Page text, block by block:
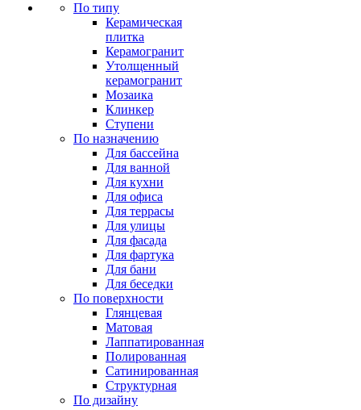
По типу
Керамическая
плитка
Керамогранит
Утолщенный
керамогранит
Мозаика
Клинкер
Ступени
По назначению
Для бассейна
Для ванной
Для кухни
Для офиса
Для террасы
Для улицы
Для фасада
Для фартука
Для бани
Для беседки
По поверхности
Глянцевая
Матовая
Лаппатированная
Полированная
Сатинированная
Структурная
По дизайну